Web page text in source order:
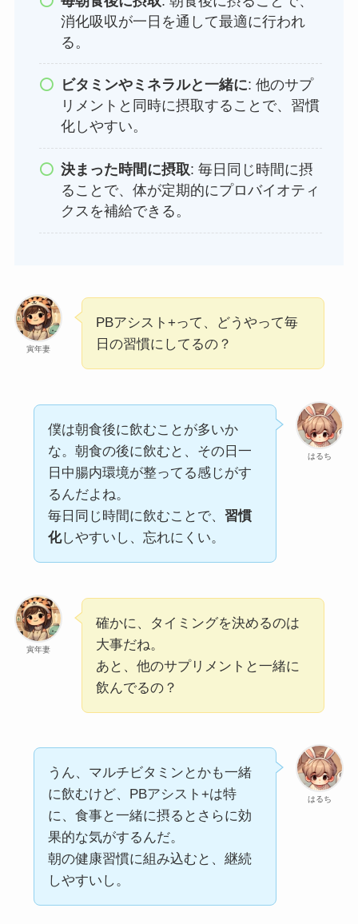
消化吸収が一日を通して最適に行われ
る。
ビタミンやミネラルと一緒に: 他のサプ
リメントと同時に摂取することで、習慣
化しやすい。
決まった時間に摂取: 毎日同じ時間に摂
ることで、体が定期的にプロバイオティ
クスを補給できる。
寅年妻
PBアシスト+って、どうやって毎
日の習慣にしてるの？
はるち
僕は朝食後に飲むことが多いか
な。朝食の後に飲むと、その日一
日中腸内環境が整ってる感じがす
るんだよね。
毎日同じ時間に飲むことで、 習慣
化しやすいし、忘れにくい。
寅年妻
確かに、タイミングを決めるのは
大事だね。
あと、他のサプリメントと一緒に
飲んでるの？
はるち
うん、マルチビタミンとかも一緒
に飲むけど、PBアシスト+は特
に、食事と一緒に摂るとさらに効
果的な気がするんだ。
朝の健康習慣に組み込むと、継続
しやすいし。